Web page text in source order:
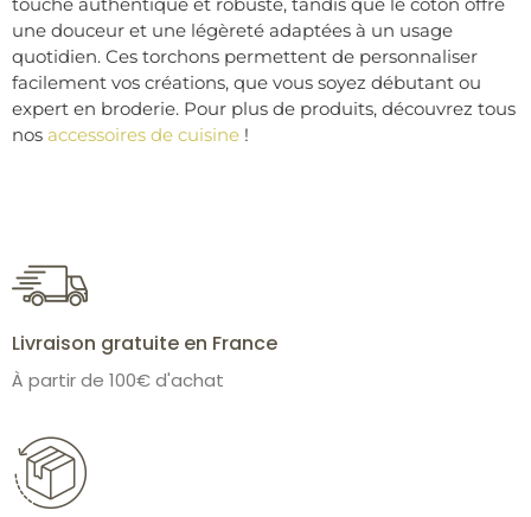
une douceur et une légèreté adaptées à un usage
quotidien. Ces torchons permettent de personnaliser
facilement vos créations, que vous soyez débutant ou
expert en broderie. Pour plus de produits, découvrez tous
nos accessoires de cuisine !
Livraison gratuite en France
À partir de 100€ d'achat